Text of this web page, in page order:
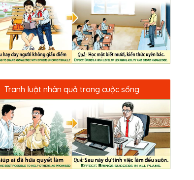
Tranh luật nhân quả trong cuộc sống